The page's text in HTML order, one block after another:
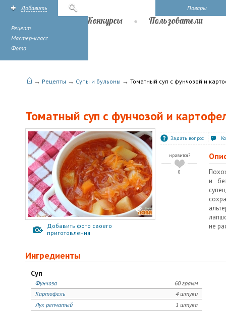
Повары
Добавить
Рецепт
Мастер-класс
Фото
Конкурсы Пользователи
→ Рецепты → Супы и бульоны → Томатный суп с фунчозой и
Томатный суп с фунчозой и
Добавить фото своего
приготовления
Задать вопрос
нравится?
0
и
не
Ингредиенты
Суп
60 грамм
Фунчоза
4 штуки
Картофель
1 штука
Лук репчатый